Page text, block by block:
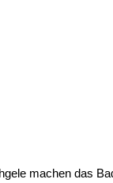
machen das